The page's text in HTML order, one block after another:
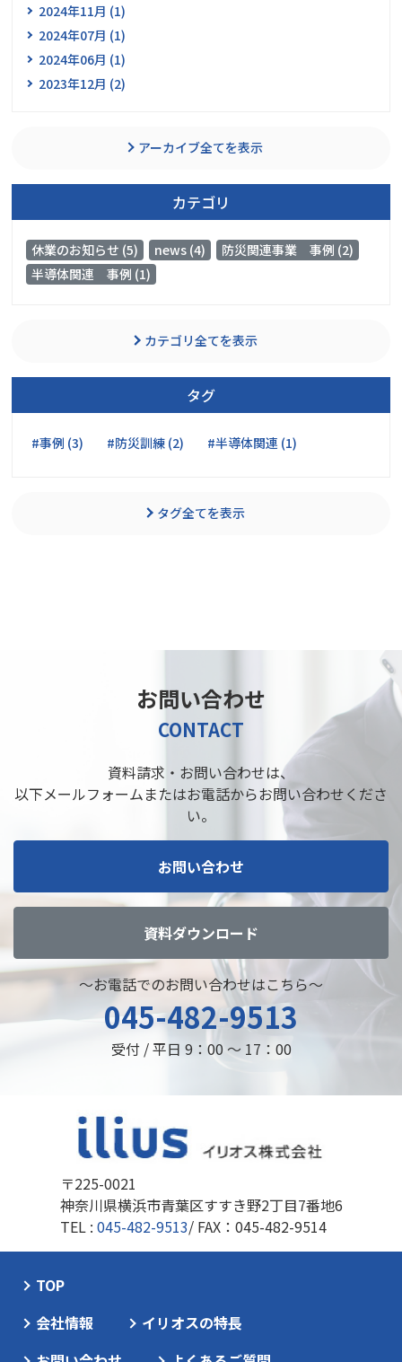
2024年11月 (1)
2024年07月 (1)
2024年06月 (1)
2023年12月 (2)
アーカイブ全てを表示
カテゴリ
休業のお知らせ (5) news (4)
防災関連事業 事例 (2)
半導体関連 事例 (1)
カテゴリ全てを表示
タグ
#事例 (3) #防災訓練 (2) #半導体関連 (1)
タグ全てを表示
お問い合わせ
CONTACT
資料請求・お問い合わせは、
以下メールフォームまたはお電話からお問い合わせくださ
い。
お問い合わせ
資料ダウンロード
～お電話でのお問い合わせはこちら～
045-482-9513
受付 / 平日 9：00 ～ 17：00
〒225-0021
神奈川県横浜市青葉区すすき野2丁目7番地6
TEL : 045-482-9513/ FAX：045-482-9514
TOP
会社情報
イリオスの特長